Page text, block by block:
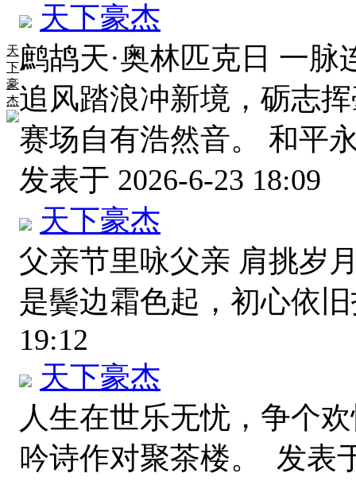
天
下
豪
杰
天下豪杰
鹧鸪天·奥林匹克日 一
追风踏浪冲新境，砺志
赛场自有浩然音。 和平
发表于 2026-6-23 18:09
天下豪杰
父亲节里咏父亲 肩挑岁
是鬓边霜色起，初心依
19:12
天下豪杰
人生在世乐无忧，争个
吟诗作对聚茶楼。 发表